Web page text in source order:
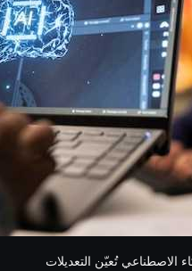
الاصطناعي تُعيّن التعديلات